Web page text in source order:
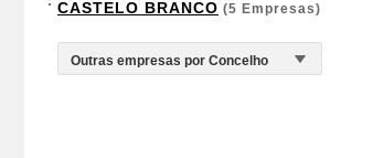
CASTELO BRANCO (5 Empresas)